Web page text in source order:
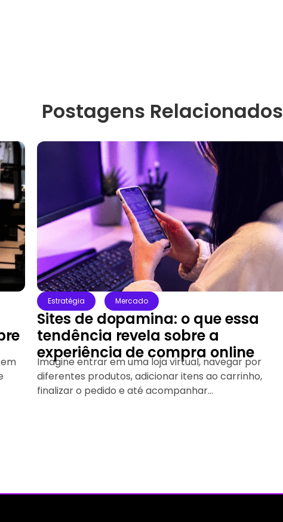
Postagens Relacionados
Design Estratégia
Psicologia das cores: o que cada
cor comunica na sua marca
As cores influenciam a forma como uma marca é
percebida. Antes mesmo de ler um texto ou
conhecer um produto,...